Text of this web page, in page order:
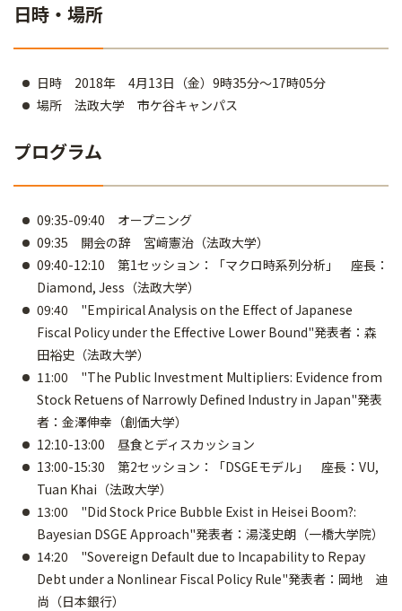
日時・場所
日時 2018年 4月13日（金）9時35分～17時05分
場所 法政大学 市ケ谷キャンパス
プログラム
09:35-09:40 オープニング
09:35 開会の辞 宮﨑憲治（法政大学）
09:40-12:10 第1セッション：「マクロ時系列分析」 座長：
Diamond, Jess（法政大学）
09:40 "Empirical Analysis on the Effect of Japanese
Fiscal Policy under the Effective Lower Bound"発表者：森
田裕史（法政大学）
11:00 "The Public Investment Multipliers: Evidence from
Stock Retuens of Narrowly Defined Industry in Japan"発表
者：金澤伸幸（創価大学）
12:10-13:00 昼食とディスカッション
13:00-15:30 第2セッション：「DSGEモデル」 座長：VU,
Tuan Khai（法政大学）
13:00 "Did Stock Price Bubble Exist in Heisei Boom?:
Bayesian DSGE Approach"発表者：湯淺史朗（一橋大学院）
14:20 "Sovereign Default due to Incapability to Repay
Debt under a Nonlinear Fiscal Policy Rule"発表者：岡地 迪
尚（日本銀行）